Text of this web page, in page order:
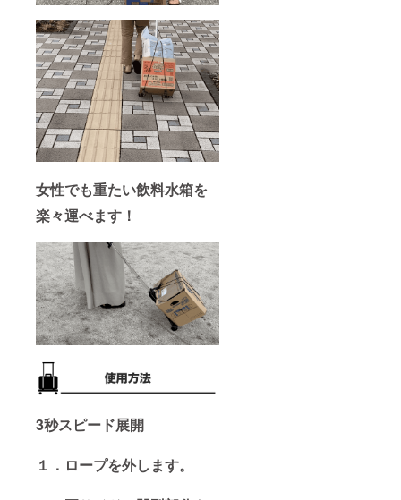
女性でも重たい飲料水箱を
楽々運べます！
3秒スピード展開
１．ロープを外します。